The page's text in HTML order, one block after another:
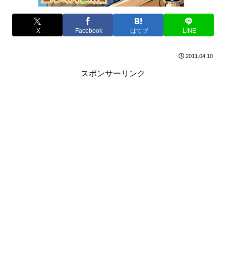
X Facebook はてブ LINE
2011.04.10
スポンサーリンク